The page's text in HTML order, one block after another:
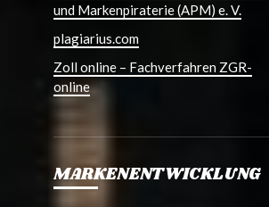
und Markenpiraterie (APM) e. V.
plagiarius.com
Zoll online – Fachverfahren ZGR-
online
MARKENENTWICKLUNG